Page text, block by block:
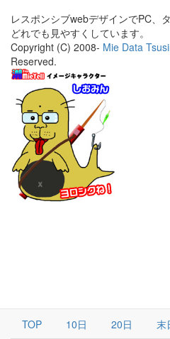
レスポンシブwebデザインでPC、
どれでも見やすくしています。
Copyright (C) 2008- Mie Data
Reserved.
TOP 10日 20日 末